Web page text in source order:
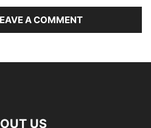
A COMMENT
US